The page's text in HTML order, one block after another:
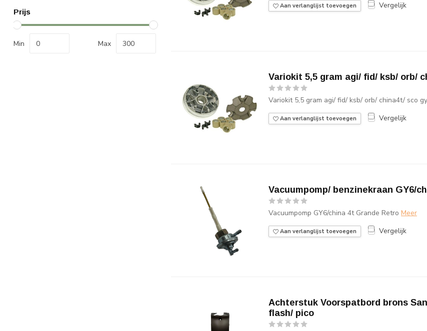
Prijs
Min Max
Aan verlanglijst toevoegen Vergelijk
Variokit 5,5 gram agi/ fid/ ksb/ orb/
Variokit 5,5 gram agi/ fid/ ksb/ orb/ china4t/ sco
Aan verlanglijst toevoegen Vergelijk
Vacuumpomp/ benzinekraan GY6/
Vacuumpomp GY6/china 4t Grande Retro Meer
Aan verlanglijst toevoegen Vergelijk
Achterstuk Voorspatbord brons
flash/ pico